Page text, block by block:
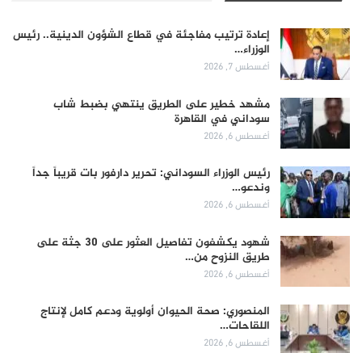
إعادة ترتيب مفاجئة في قطاع الشؤون الدينية.. رئيس
الوزراء…
أغسطس 7, 2026
مشهد خطير على الطريق ينتهي بضبط شاب
سوداني في القاهرة
أغسطس 6, 2026
رئيس الوزراء السوداني: تحرير دارفور بات قريباً جداً
وندعو…
أغسطس 6, 2026
شهود يكشفون تفاصيل العثور على 30 جثة على
طريق النزوح من…
أغسطس 6, 2026
المنصوري: صحة الحيوان أولوية ودعم كامل لإنتاج
اللقاحات…
أغسطس 6, 2026